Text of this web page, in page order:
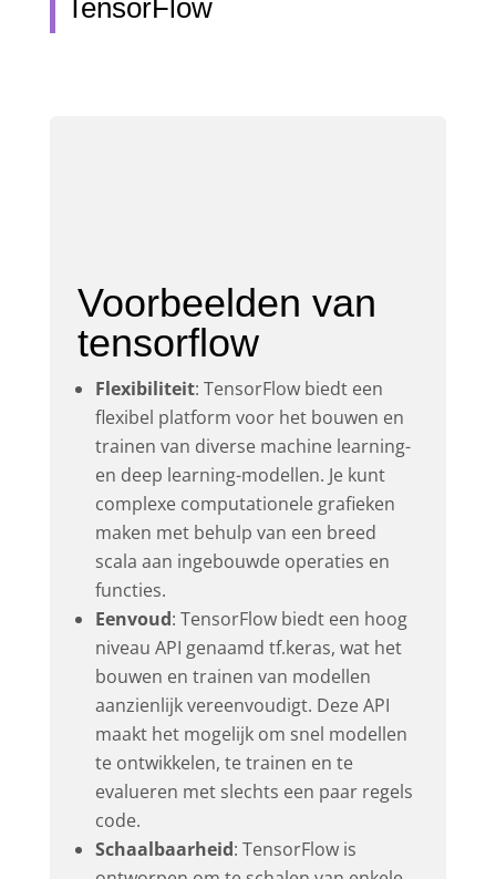
TensorFlow
Voorbeelden van
tensorflow
Flexibiliteit: TensorFlow biedt een
flexibel platform voor het bouwen en
trainen van diverse machine learning-
en deep learning-modellen. Je kunt
complexe computationele grafieken
maken met behulp van een breed
scala aan ingebouwde operaties en
functies.
Eenvoud: TensorFlow biedt een hoog
niveau API genaamd tf.keras, wat het
bouwen en trainen van modellen
aanzienlijk vereenvoudigt. Deze API
maakt het mogelijk om snel modellen
te ontwikkelen, te trainen en te
evalueren met slechts een paar regels
code.
Schaalbaarheid: TensorFlow is